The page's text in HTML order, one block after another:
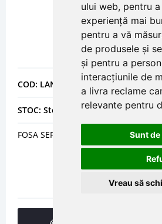
ului web, pentru
experiență mai
pentru a vă
de produsele și
și pentru a
interacțiunile de
a livra reclame
relevante pentru
Sunt
Vreau să
COD: LANIMECO5SLIM
STOC: Stoc epuizat
FOSA SEPTICA ECOLOGICA ECO SLIM